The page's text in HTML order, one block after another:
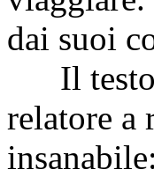
dai suoi
Il testo,
relatore a